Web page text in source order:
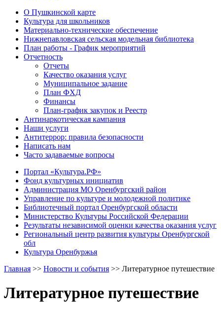
О Пушкинской карте
Культура для школьников
Материально-технические обеспечение
Нижнепавловская сельская модельная библиотека
План работы - График мероприятий
Отчетность
Отчеты
Качество оказания услуг
Муниципальное задание
План ФХД
Финансы
План-график закупок и Реестр
Антинаркотическая кампания
Наши услуги
Антитеррор: правила безопасности
Написать нам
Часто задаваемые вопросы
Портал «Культура.РФ»
Фонд культурных инициатив
Администрация МО Оренбургский район
Управление по культуре и молодежной политике
Библиотечный портал Оренбургской области
Министерство Культуры Российской Федерации
Результаты независимой оценки качества оказания услуг
Региональный центр развития культуры Оренбургской
обл
Культура Оренбуржья
Главная >> Новости и события >> Литературное путешествие
Литературное путешествие